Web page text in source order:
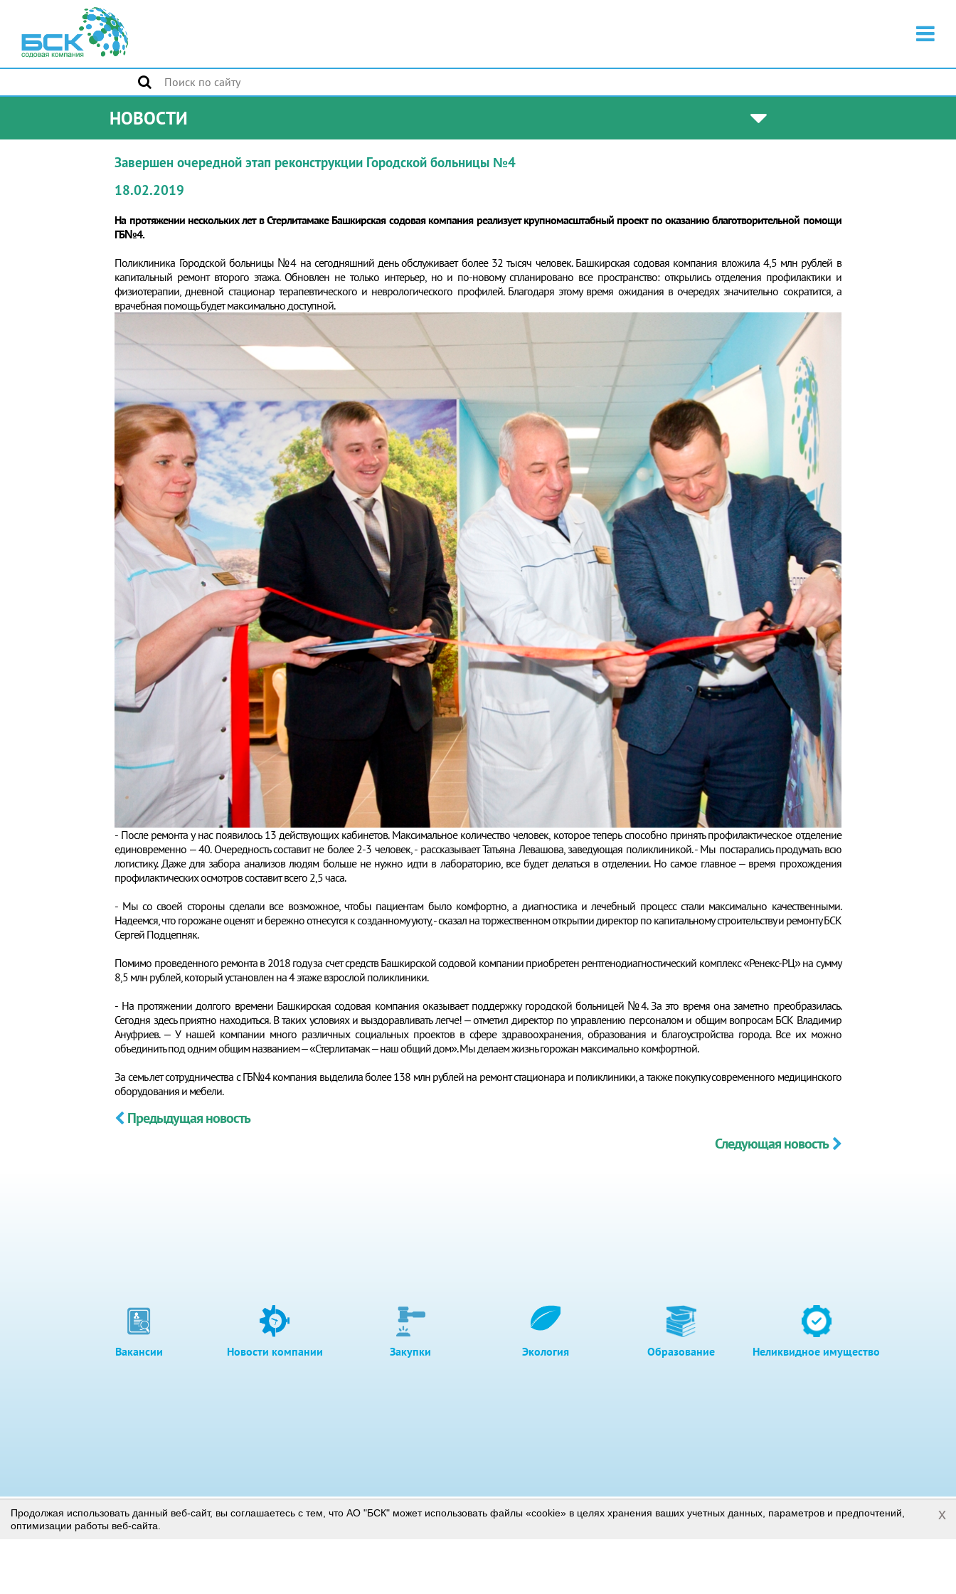
НОВОСТИ
Завершен очередной этап реконструкции Городской больницы №4
18.02.2019
На протяжении нескольких лет в Стерлитамаке Башкирская содовая компания реализует крупномасштабный проект по оказанию благотворительной помощи
ГБ№4.
Поликлиника Городской больницы №4 на сегодняшний день обслуживает более 32 тысяч человек. Башкирская содовая компания вложила 4,5 млн рублей в
капитальный ремонт второго этажа. Обновлен не только интерьер, но и по-новому спланировано все пространство: открылись отделения профилактики и
физиотерапии, дневной стационар терапевтического и неврологического профилей. Благодаря этому время ожидания в очередях значительно сократится, а
врачебная помощь будет максимально доступной.
- После ремонта у нас появилось 13 действующих кабинетов. Максимальное количество человек, которое теперь способно принять профилактическое отделение
единовременно – 40. Очередность составит не более 2-3 человек, - рассказывает Татьяна Левашова, заведующая поликлиникой. - Мы постарались продумать всю
логистику. Даже для забора анализов людям больше не нужно идти в лабораторию, все будет делаться в отделении. Но самое главное – время прохождения
профилактических осмотров составит всего 2,5 часа.
- Мы со своей стороны сделали все возможное, чтобы пациентам было комфортно, а диагностика и лечебный процесс стали максимально качественными.
Надеемся, что горожане оценят и бережно отнесутся к созданному уюту, - сказал на торжественном открытии директор по капитальному строительству и ремонту БСК
Сергей Подцепняк.
Помимо проведенного ремонта в 2018 году за счет средств Башкирской содовой компании приобретен рентгенодиагностический комплекс «Ренекс-РЦ» на сумму
8,5 млн рублей, который установлен на 4 этаже взрослой поликлиники.
- На протяжении долгого времени Башкирская содовая компания оказывает поддержку городской больницей №4. За это время она заметно преобразилась.
Сегодня здесь приятно находиться. В таких условиях и выздоравливать легче! – отметил директор по управлению персоналом и общим вопросам БСК Владимир
Ануфриев. – У нашей компании много различных социальных проектов в сфере здравоохранения, образования и благоустройства города. Все их можно
объединить под одним общим названием – «Стерлитамак – наш общий дом». Мы делаем жизнь горожан максимально комфортной.
За семь лет сотрудничества с ГБ№4 компания выделила более 138 млн рублей на ремонт стационара и поликлиники, а также покупку современного медицинского
оборудования и мебели.
Предыдущая новость
Следующая новость
Вакансии Новости компании Закупки Экология Образование Неликвидное имущество
Продолжая использовать данный веб-сайт, вы соглашаетесь с тем, что АО "БСК" может использовать файлы «cookie» в целях хранения ваших учетных данных, параметров и предпочтений,
оптимизации работы веб-сайта.
x